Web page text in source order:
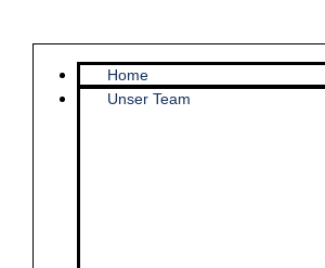
Home
Unser Team